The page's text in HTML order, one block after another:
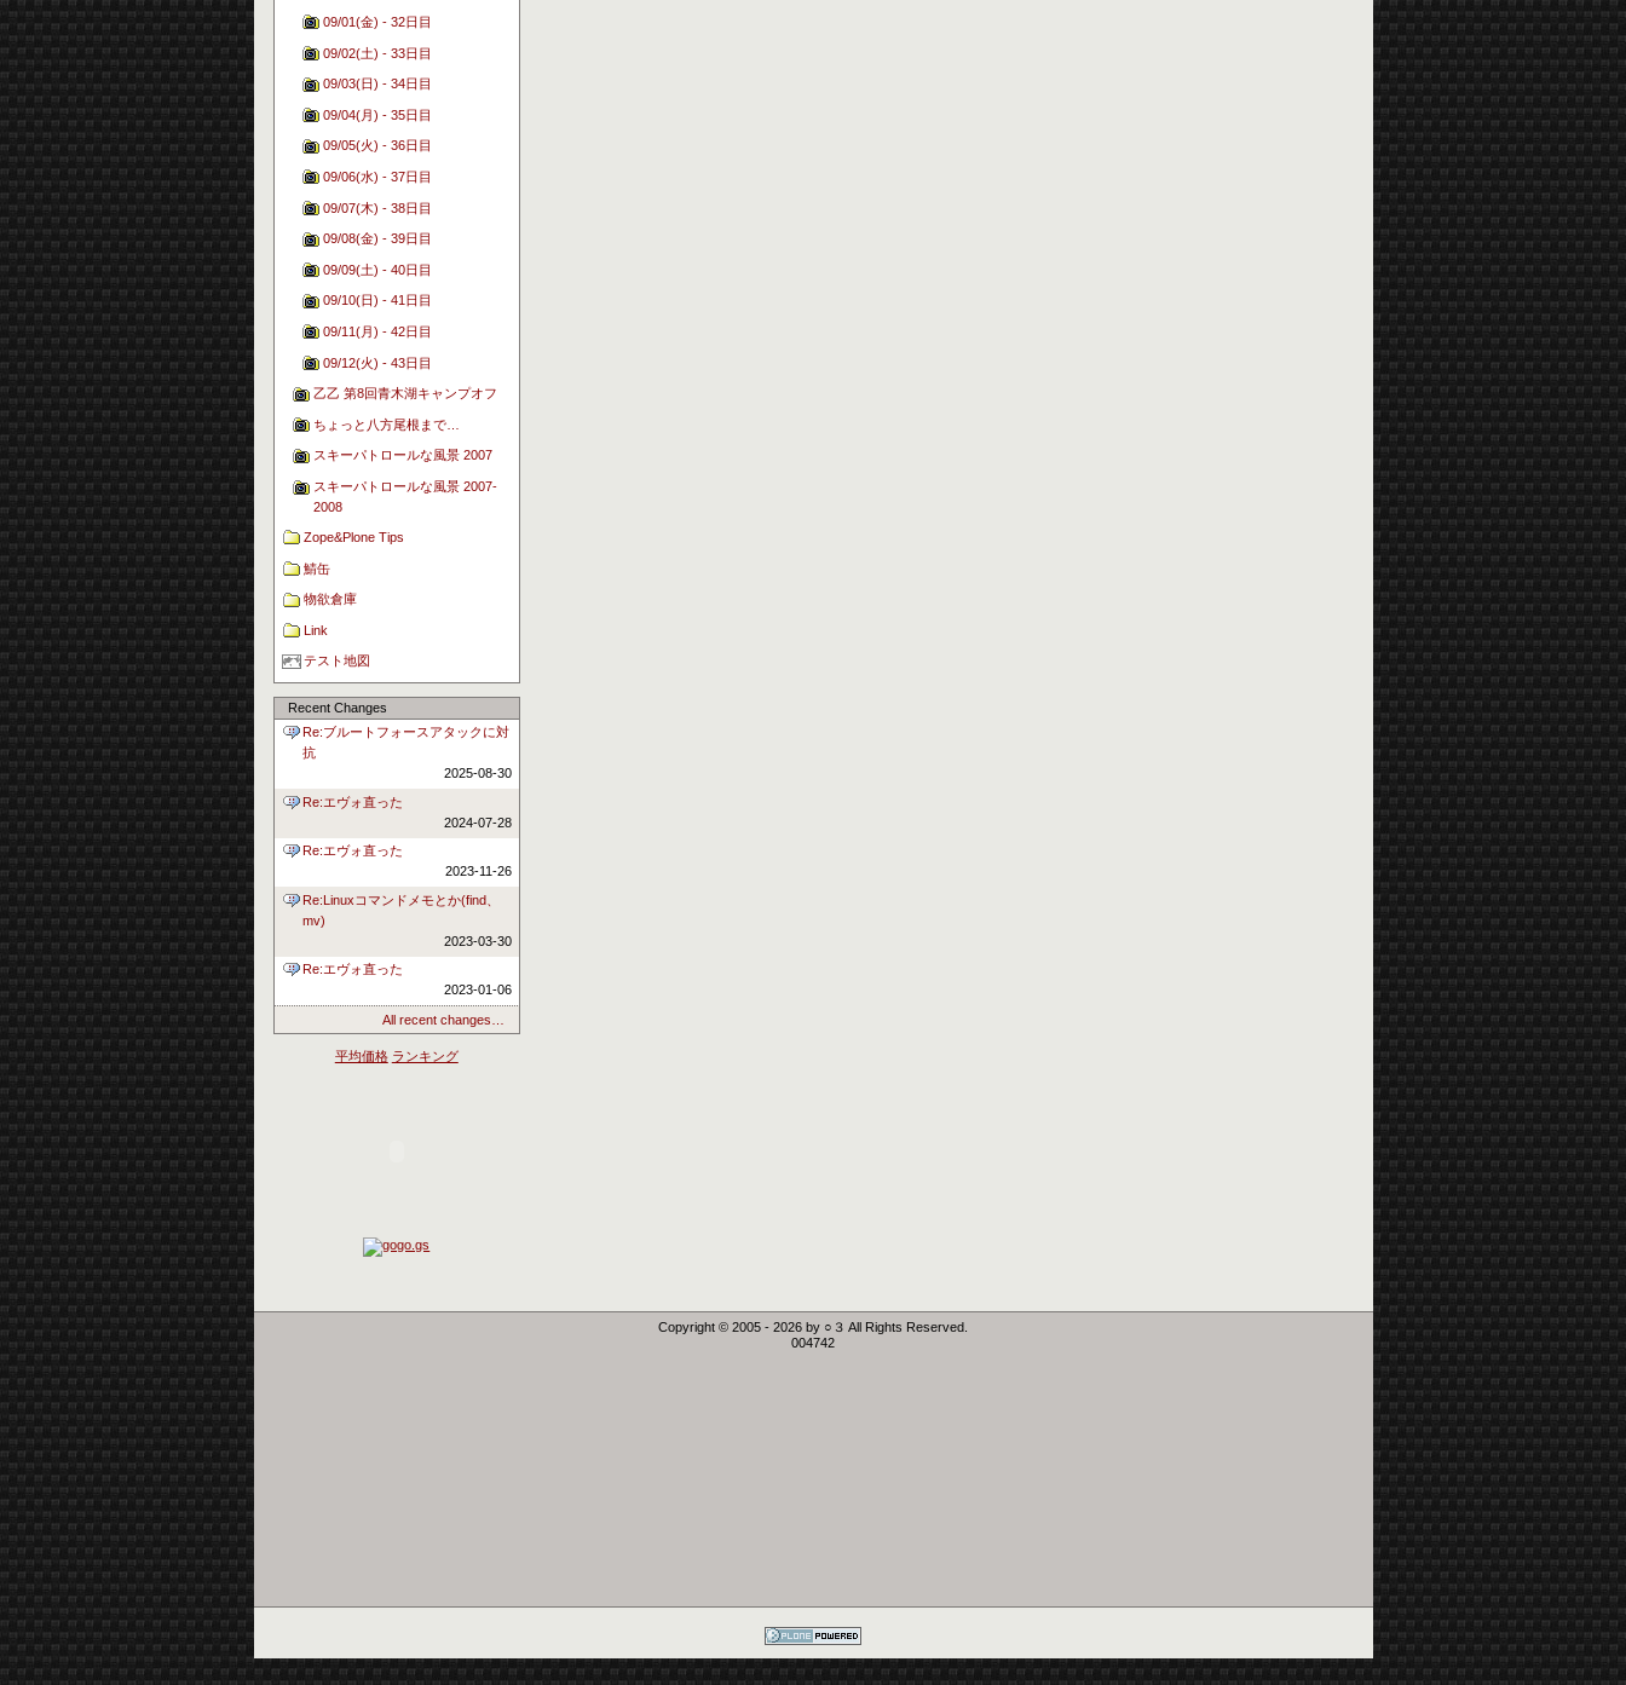
09/01(金) - 32日目
09/02(土) - 33日目
09/03(日) - 34日目
09/04(月) - 35日目
09/05(火) - 36日目
09/06(水) - 37日目
09/07(木) - 38日目
09/08(金) - 39日目
09/09(土) - 40日目
09/10(日) - 41日目
09/11(月) - 42日目
09/12(火) - 43日目
乙乙 第8回青木湖キャンプオフ
ちょっと八方尾根まで…
スキーパトロールな風景 2007
スキーパトロールな風景 2007-
2008
Zope&Plone Tips
鯖缶
物欲倉庫
Link
テスト地図
Recent Changes
Re:ブルートフォースアタックに対
抗
2025-08-30
Re:エヴォ直った
2024-07-28
Re:エヴォ直った
2023-11-26
Re:Linuxコマンドメモとか(find、
mv)
2023-03-30
Re:エヴォ直った
2023-01-06
All recent changes…
平均価格 ランキング
Copyright © 2005 - 2026 by ○３ All Rights Reserved.
004742
Plone CMS, the
Open Source